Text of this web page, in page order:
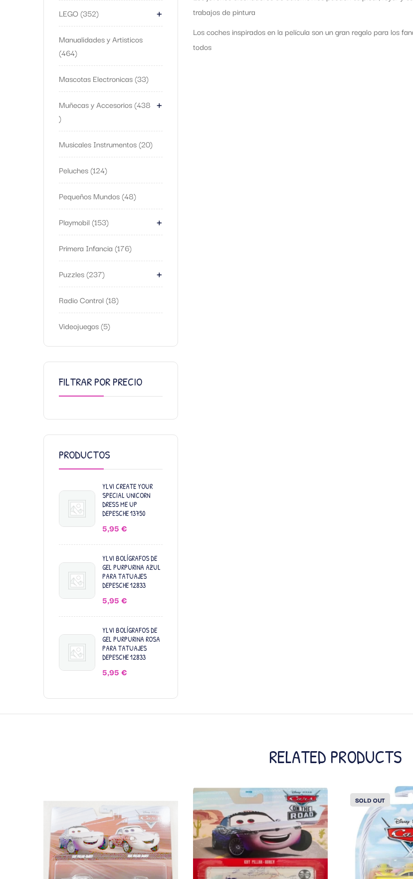
LEGO 352 +
Manualidades y Artisticos
464
Mascotas Electronicas 33
Muñecas y Accesorios 438 +
Musicales Instrumentos 20
Peluches 124
Pequeños Mundos 48
Playmobil 153 +
Primera Infancia 176
Puzzles 237 +
Radio Control 18
Videojuegos 5
FILTRAR POR PRECIO
PRODUCTOS
YLVI CREATE YOUR
SPECIAL UNICORN
DRESS ME UP
DEPESCHE 13750
5,95 €
YLVI BOLÍGRAFOS DE
GEL PURPURINA AZUL
PARA TATUAJES
DEPESCHE 12833
5,95 €
YLVI BOLÍGRAFOS DE
GEL PURPURINA ROSA
PARA TATUAJES
DEPESCHE 12833
5,95 €
trabajos de pintura
Los coches inspirados en la película son un gran regalo para los
todos
RELATED PRODUCTS
SOLD OUT